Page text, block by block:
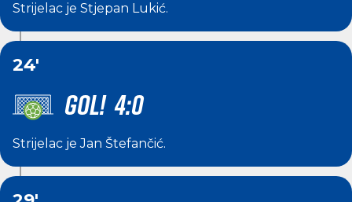
Strijelac je Stjepan Lukić.
24'
GOL! 4:0
Strijelac jeJan Štefančić.